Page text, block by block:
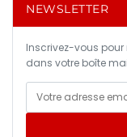
NEWSLETTER
Inscrivez-vous
dans votre boîte